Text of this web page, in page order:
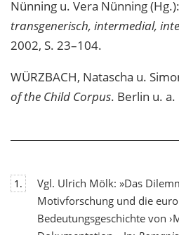
Nünning u. Vera Nünning (Hg.):
transgenerisch, intermedial,
2002, S. 23–104.
WÜRZBACH, Natascha u.
of the Child Corpus. Berlin u.
1.
Vgl. Ulrich Mölk: »Das
Motivforschung und die
Bedeutungsgeschichte von